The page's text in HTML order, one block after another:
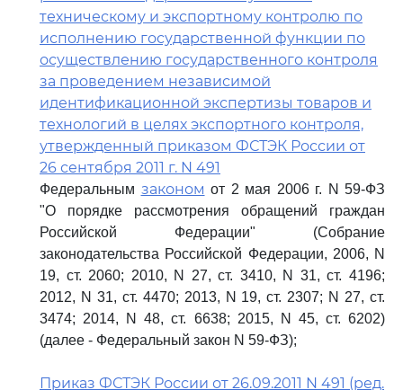
техническому и экспортному контролю по
исполнению государственной функции по
осуществлению государственного контроля
за проведением независимой
идентификационной экспертизы товаров и
технологий в целях экспортного контроля,
утвержденный приказом ФСТЭК России от
26 сентября 2011 г. N 491
Федеральным законом от 2 мая 2006 г. N 59-ФЗ
"О порядке рассмотрения обращений граждан
Российской Федерации" (Собрание
законодательства Российской Федерации, 2006, N
19, ст. 2060; 2010, N 27, ст. 3410, N 31, ст. 4196;
2012, N 31, ст. 4470; 2013, N 19, ст. 2307; N 27, ст.
3474; 2014, N 48, ст. 6638; 2015, N 45, ст. 6202)
(далее - Федеральный закон N 59-ФЗ);
Приказ ФСТЭК России от 26.09.2011 N 491 (ред.